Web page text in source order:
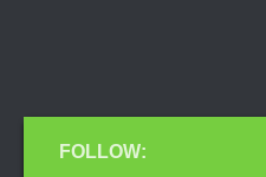
FOLLOW: